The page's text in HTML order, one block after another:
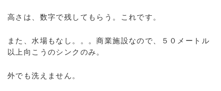
高さは、数字で残してもらう。これです。
また、水場もなし。。。商業施設なので、５０メートル
以上向こうのシンクのみ。
外でも洗えません。